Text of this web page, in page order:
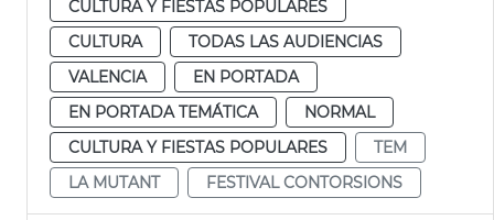
CULTURA Y FIESTAS POPULARES
CULTURA
TODAS LAS AUDIENCIAS
VALENCIA
EN PORTADA
EN PORTADA TEMÁTICA
NORMAL
CULTURA Y FIESTAS POPULARES
TEM
LA MUTANT
FESTIVAL CONTORSIONS